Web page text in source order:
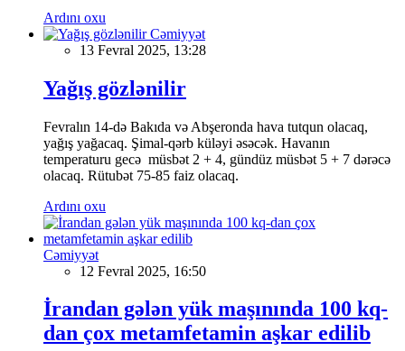
Ardını oxu
Cəmiyyət
13 Fevral 2025, 13:28
Yağış gözlənilir
Fevralın 14-də Bakıda və Abşeronda hava tutqun olacaq,
yağış yağacaq. Şimal-qərb küləyi əsəcək. Havanın
temperaturu gecə müsbət 2 + 4, gündüz müsbət 5 + 7 dərəcə
olacaq. Rütubət 75-85 faiz olacaq.
Ardını oxu
Cəmiyyət
12 Fevral 2025, 16:50
İrandan gələn yük maşınında 100 kq-
dan çox metamfetamin aşkar edilib